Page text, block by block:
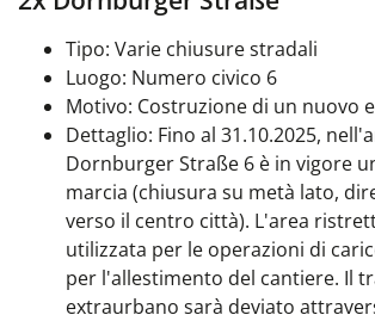
Tipo: Varie chiusure stradali
Luogo: Numero civico 6
Motivo: Costruzione di un nuovo
Dettaglio: Fino al 31.10.2025,
Dornburger Straße 6 è in vigore
marcia (chiusura su metà lato,
verso il centro città). L'area
utilizzata per le operazioni di
per l'allestimento del cantiere. Il
extraurbano sarà deviato